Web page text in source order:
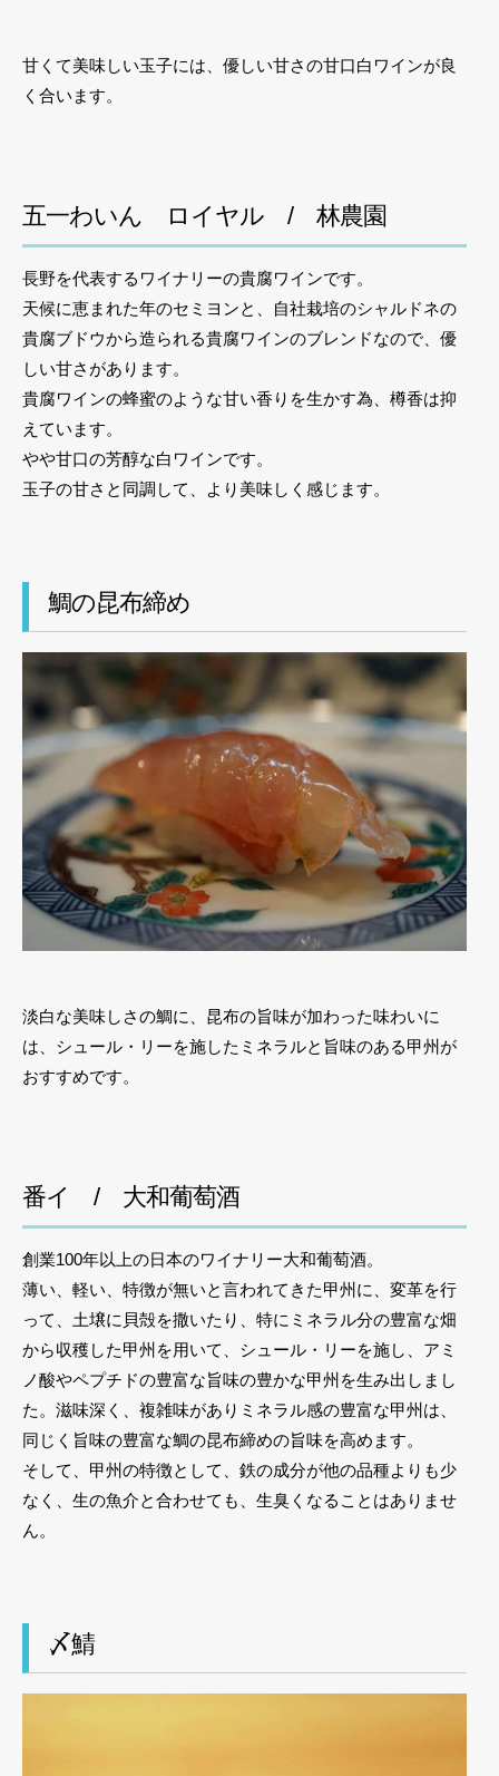
甘くて美味しい玉子には、優しい甘さの甘口白ワインが良
く合います。
五一わいん ロイヤル / 林農園
長野を代表するワイナリーの貴腐ワインです。
天候に恵まれた年のセミヨンと、自社栽培のシャルドネの
貴腐ブドウから造られる貴腐ワインのブレンドなので、優
しい甘さがあります。
貴腐ワインの蜂蜜のような甘い香りを生かす為、樽香は抑
えています。
やや甘口の芳醇な白ワインです。
玉子の甘さと同調して、より美味しく感じます。
鯛の昆布締め
淡白な美味しさの鯛に、昆布の旨味が加わった味わいに
は、シュール・リーを施したミネラルと旨味のある甲州が
おすすめです。
番イ / 大和葡萄酒
創業100年以上の日本のワイナリー大和葡萄酒。
薄い、軽い、特徴が無いと言われてきた甲州に、変革を行
って、土壌に貝殻を撒いたり、特にミネラル分の豊富な畑
から収穫した甲州を用いて、シュール・リーを施し、アミ
ノ酸やペプチドの豊富な旨味の豊かな甲州を生み出しまし
た。滋味深く、複雑味がありミネラル感の豊富な甲州は、
同じく旨味の豊富な鯛の昆布締めの旨味を高めます。
そして、甲州の特徴として、鉄の成分が他の品種よりも少
なく、生の魚介と合わせても、生臭くなることはありませ
ん。
〆鯖